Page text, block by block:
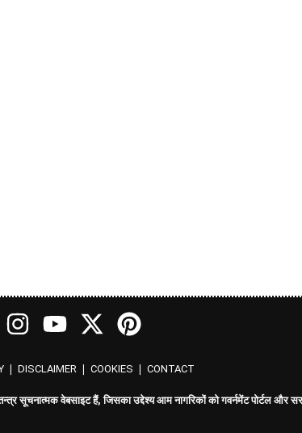
❘ DISCLAIMER❘ COOKIES ❘ CONTACT
सूचनात्मक वेबसाइट हैं, जिसका उद्देश्य आम नागरिकों को गवर्नमेंट पोर्टल